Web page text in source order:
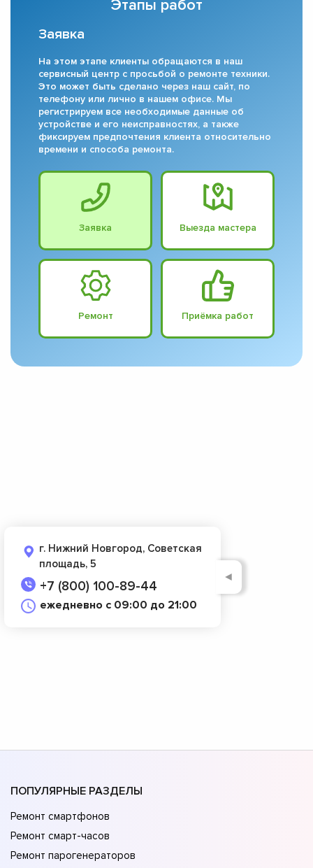
Этапы работ
Заявка
На этом этапе клиенты обращаются в наш
сервисный центр с просьбой о ремонте техники.
Это может быть сделано через наш сайт, по
телефону или лично в нашем офисе. Мы
регистрируем все необходимые данные об
устройстве и его неисправностях, а также
фиксируем предпочтения клиента относительно
времени и способа ремонта.
Заявка Выезда мастера
Ремонт Приёмка работ
г. Нижний Новгород, Советская
площадь, 5
+7 (800) 100-89-44
ежедневно с 09:00 до 21:00
◄
ПОПУЛЯРНЫЕ РАЗДЕЛЫ
Ремонт смартфонов
Ремонт смарт-часов
Ремонт парогенераторов